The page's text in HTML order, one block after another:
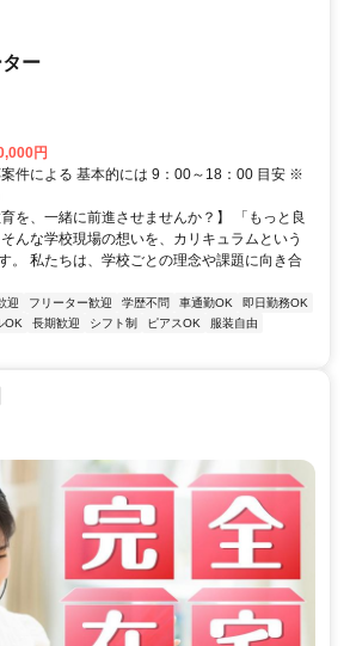
ー
円
件による 基本的には 9：00～18：00 目安 ※
を、一緒に前進させませんか？】 「もっと良
んな学校現場の想いを、カリキュラムという
。 私たちは、学校ごとの理念や課題に向き合
迎 フリーター歓迎 学歴不問 車通勤OK
即日勤務OK
OK 長期歓迎 シフト制 ピアスOK
服装自由